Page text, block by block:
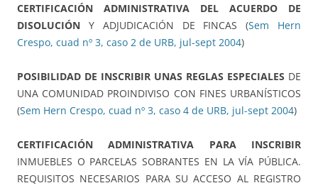
CERTIFICACIÓN ADMINISTRATIVA DEL ACUERDO DE
DISOLUCIÓN Y ADJUDICACIÓN DE FINCAS (Sem Hern
Crespo, cuad nº 3, caso 2 de URB, jul-sept 2004)
POSIBILIDAD DE INSCRIBIR UNAS REGLAS ESPECIALES DE
UNA COMUNIDAD PROINDIVISO CON FINES URBANÍSTICOS
(Sem Hern Crespo, cuad nº 3, caso 4 de URB, jul-sept 2004)
CERTIFICACIÓN ADMINISTRATIVA PARA INSCRIBIR
INMUEBLES O PARCELAS SOBRANTES EN LA VÍA PÚBLICA.
REQUISITOS NECESARIOS PARA SU ACCESO AL REGISTRO